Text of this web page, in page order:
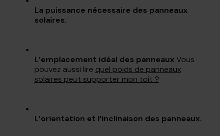
La puissance nécessaire des panneaux
solaires.
L’emplacement idéal des panneauxVous
pouvez aussi lire quel poids de panneaux
solaires peut supporter mon toit ?
L’orientation et l’inclinaison des panneaux.